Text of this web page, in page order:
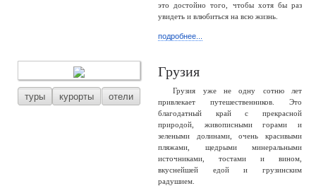
это достойно того, чтобы хотя бы раз
увидеть и влюбиться на всю жизнь.
подробнее...
туры курорты отели
Грузия
Грузия уже не одну сотню лет
привлекает путешественников. Это
благодатный край с прекрасной
природой, живописными горами и
зелеными долинами, очень красивыми
пляжами, щедрыми минеральными
источниками, тостами и вином,
вкуснейшей едой и грузинским
радушием.